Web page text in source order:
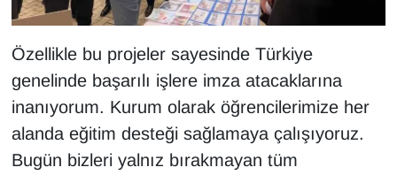
Özellikle bu projeler sayesinde Türkiye
genelinde başarılı işlere imza atacaklarına
inanıyorum. Kurum olarak öğrencilerimize her
alanda eğitim desteği sağlamaya çalışıyoruz.
Bugün bizleri yalnız bırakmayan tüm
TEBRİK
TEKNOLOJİ
Turizm
VAN'DA SPOR